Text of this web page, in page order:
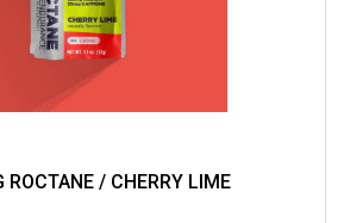
ROCTANE / CHERRY LIME